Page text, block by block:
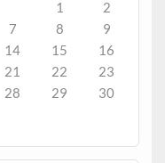
1
2
7 8
9
14 15
16
21 22
23
28 29
30